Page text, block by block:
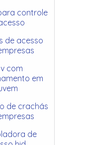
controle
de acesso
com
em
de crachás
de